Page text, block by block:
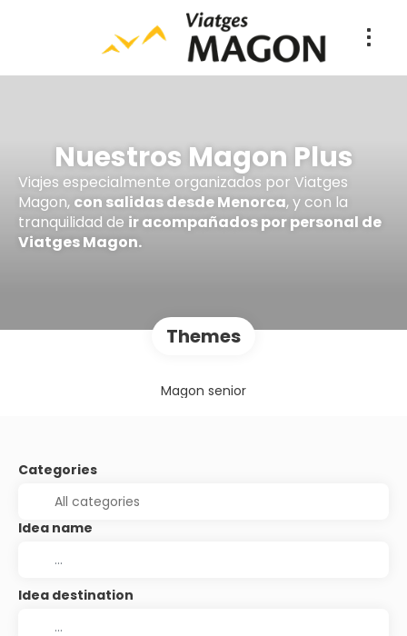
Nuestros Magon Plus
Viajes especialmente organizados por Viatges
Magon, con salidas desde Menorca, y con la
tranquilidad de ir acompañados por personal de
Viatges Magon.
Themes
Magon senior
Categories
Idea name
Idea destination